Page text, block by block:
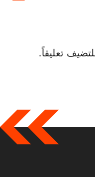
لتضيف تعليقاً.